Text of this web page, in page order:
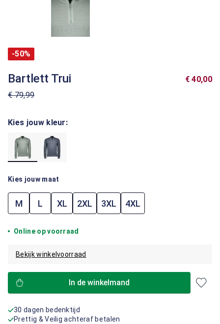
-50%
Bartlett Trui
€ 79,99
€ 40,00
Kies jouw kleur:
Kies jouw maat
M L XL 2XL 3XL 4XL
Online op voorraad
Bekijk winkelvoorraad
In de winkelmand
30 dagen bedenktijd
Prettig & Veilig achteraf betalen